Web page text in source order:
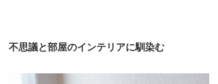
不思議と部屋のインテリアに馴染む